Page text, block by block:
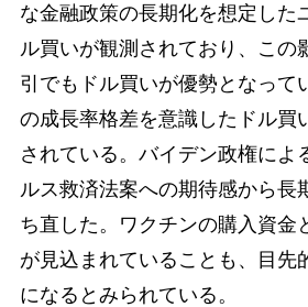
な金融政策の長期化を想定した
ル買いが観測されており、この
引でもドル買いが優勢となって
の成長率格差を意識したドル買
されている。バイデン政権によ
ルス救済法案への期待感から長
ち直した。ワクチンの購入資金
が見込まれていることも、目先
になるとみられている。